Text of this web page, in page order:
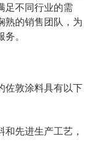
足不同行业的需
熟的销售团队，为
。
佐敦涂料具有以下
先进生产工艺，